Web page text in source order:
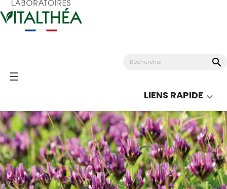
Basculer
☰
search
LIENS RAPIDE 